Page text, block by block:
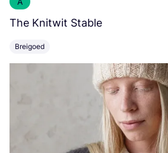
The Knitwit Stable
Breigoed